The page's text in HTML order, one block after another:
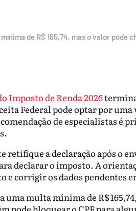
de R$ 165,74, mas o valor pode
Imposto de Renda 2026
Federal pode optar por
de especialistas é
a declaração após o
declarar o imposto. A
corrigir os dados pendentes
multa mínima de R$